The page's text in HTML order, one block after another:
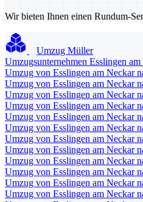
Wir bieten Ihnen einen Rundum-
Umzug Müller
Umzugsunternehmen Esslingen
Umzug von Esslingen am Neckar
Umzug von Esslingen am Neckar
Umzug von Esslingen am Neckar
Umzug von Esslingen am Neckar
Umzug von Esslingen am Neckar
Umzug von Esslingen am Neckar
Umzug von Esslingen am Neckar
Umzug von Esslingen am Neckar
Umzug von Esslingen am Neckar
Umzug von Esslingen am Neckar
Umzug von Esslingen am Neckar
Umzug von Esslingen am Neckar